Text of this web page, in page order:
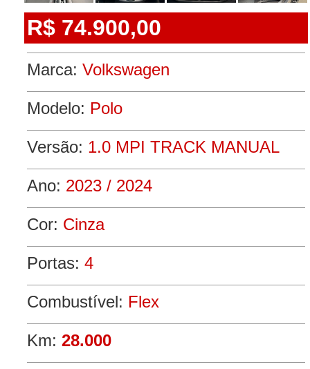
R$ 74.900,00
Marca: Volkswagen
Modelo: Polo
Versão: 1.0 MPI TRACK MANUAL
Ano: 2023 / 2024
Cor: Cinza
Portas: 4
Combustível: Flex
Km: 28.000